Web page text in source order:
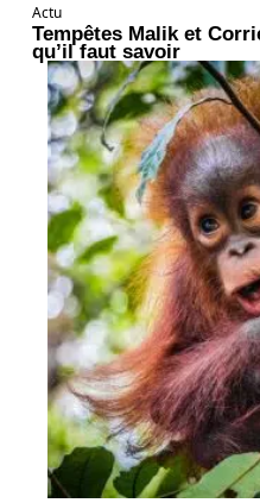
Actu
Tempêtes Malik et
qu’il faut savoir